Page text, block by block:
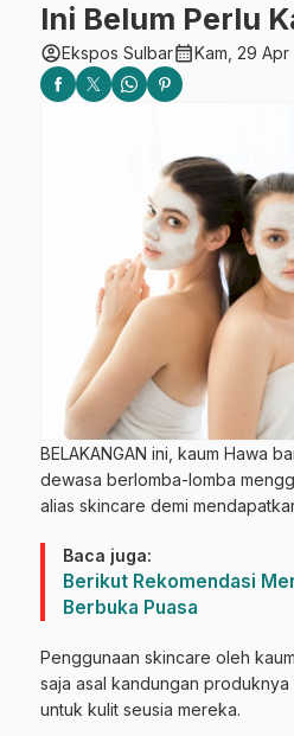
Ini Belum Perlu
account_circleEkspos Sulbarcalendar_monthKam, 29 Apr
BELAKANGAN ini, kaum Hawa
dewasa berlomba-lomba
alias skincare demi
Baca juga:
Berikut Rekomendasi
Berbuka Puasa
Penggunaan skincare oleh
saja asal kandungan
untuk kulit seusia mereka.